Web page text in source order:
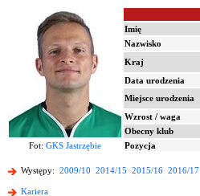
Imię
Nazwisko
Kraj
Data urodzenia
Miejsce urodzenia
Wzrost / waga
Obecny klub
Fot: GKS Jastrzębie Pozycja
Występy: 2009/10 2014/15 2015/16 2016/17
Kariera